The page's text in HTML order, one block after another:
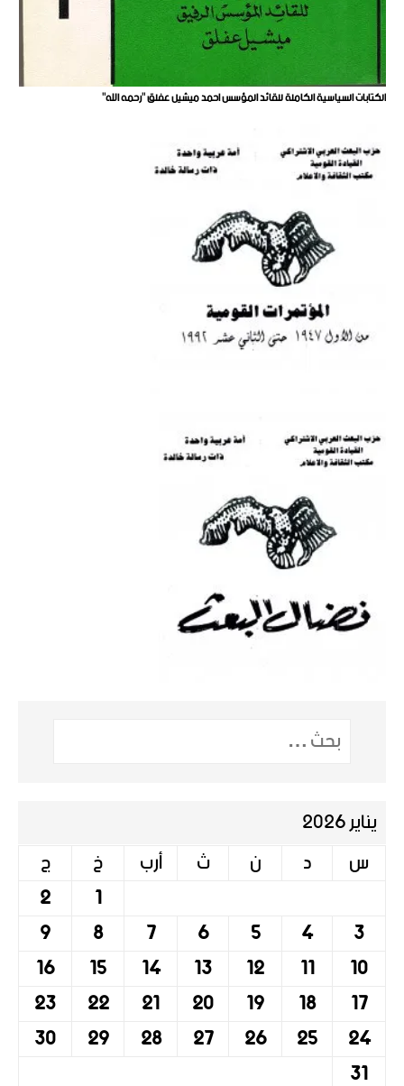
الكتابات السياسية الكاملة للقائد المؤسس احمد ميشيل عفلق "رحمه الله"
يناير 2026
س
د ن ث أرب خ ج
1
2
3
4
5
6
7
8
9
10
11
12
13
14
15
16
17
18
19
20
21
22
23
24
25
26
27
28
29
30
31